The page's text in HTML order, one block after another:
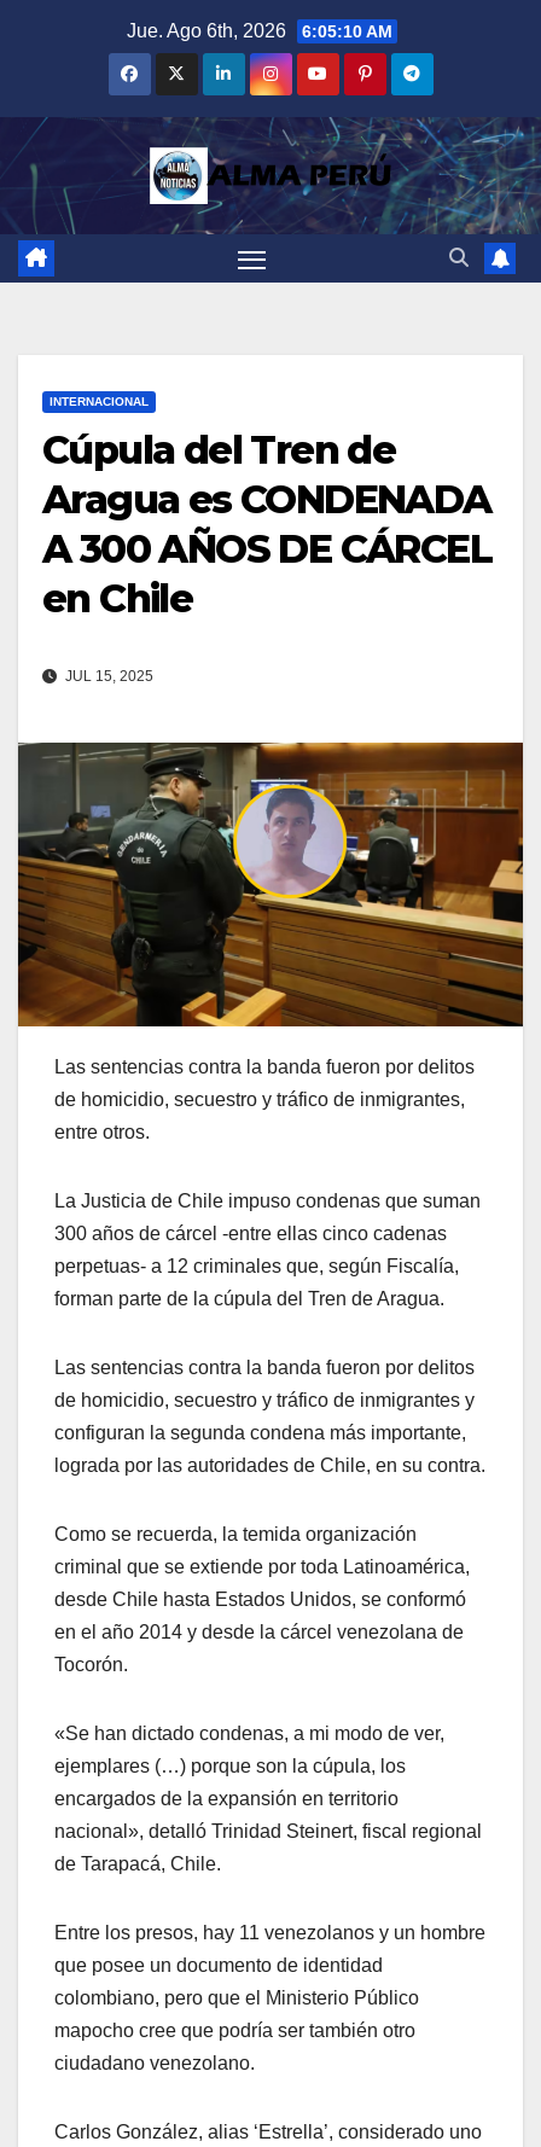
Jue. Ago 6th, 2026 6:05:11 AM
INTERNACIONAL
Cúpula del Tren de
Aragua es CONDENADA
A 300 AÑOS DE CÁRCEL
en Chile
JUL 15, 2025
Las sentencias contra la banda fueron por delitos
de homicidio, secuestro y tráfico de inmigrantes,
entre otros.
La Justicia de Chile impuso condenas que suman
300 años de cárcel -entre ellas cinco cadenas
perpetuas- a 12 criminales que, según Fiscalía,
forman parte de la cúpula del Tren de Aragua.
Las sentencias contra la banda fueron por delitos
de homicidio, secuestro y tráfico de inmigrantes y
configuran la segunda condena más importante,
lograda por las autoridades de Chile, en su contra.
Como se recuerda, la temida organización
criminal que se extiende por toda Latinoamérica,
desde Chile hasta Estados Unidos, se conformó
en el año 2014 y desde la cárcel venezolana de
Tocorón.
«Se han dictado condenas, a mi modo de ver,
ejemplares (…) porque son la cúpula, los
encargados de la expansión en territorio
nacional», detalló Trinidad Steinert, fiscal regional
de Tarapacá, Chile.
Entre los presos, hay 11 venezolanos y un hombre
que posee un documento de identidad
colombiano, pero que el Ministerio Público
mapocho cree que podría ser también otro
ciudadano venezolano.
Carlos González, alias ‘Estrella’, considerado uno